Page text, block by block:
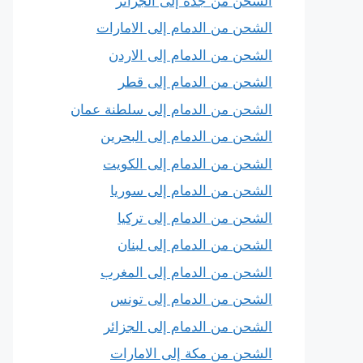
الشحن من الدمام إلى الامارات
الشحن من الدمام إلى الاردن
الشحن من الدمام إلى قطر
الشحن من الدمام إلى سلطنة عمان
الشحن من الدمام إلى البحرين
الشحن من الدمام إلى الكويت
الشحن من الدمام إلى سوريا
الشحن من الدمام إلى تركيا
الشحن من الدمام إلى لبنان
الشحن من الدمام إلى المغرب
الشحن من الدمام إلى تونس
الشحن من الدمام إلى الجزائر
الشحن من مكة إلى الامارات